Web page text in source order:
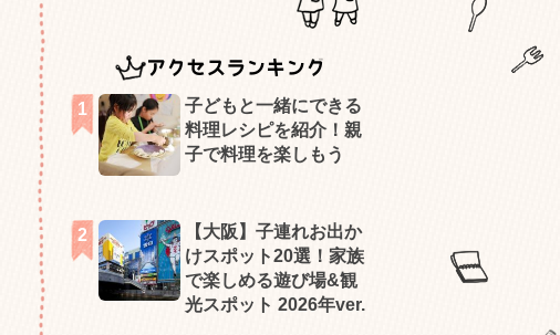
アクセスランキング
子どもと一緒にできる
料理レシピを紹介！親
子で料理を楽しもう
【大阪】子連れお出か
けスポット20選！家族
で楽しめる遊び場&観
光スポット 2026年ver.